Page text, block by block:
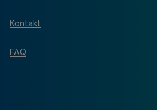
Kontakt
FAQ